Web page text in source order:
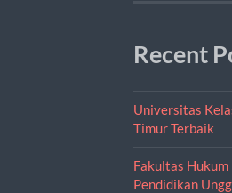
Recent
Universitas
Timur Terbaik
Fakultas
Pendidikan